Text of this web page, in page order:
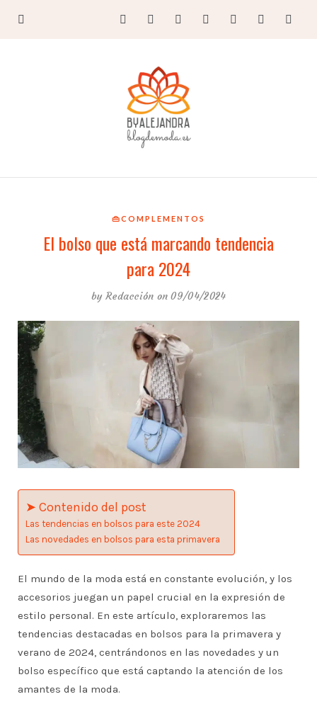
👜COMPLEMENTOS
El bolso que está marcando tendencia
para 2024
byRedacción on 09/04/2024
➤ Contenido del post
Las tendencias en bolsos para este 2024
Las novedades en bolsos para esta primavera
El mundo de la moda está en constante evolución, y los
accesorios juegan un papel crucial en la expresión de
estilo personal. En este artículo, exploraremos las
tendencias destacadas en bolsos para la primavera y
verano de 2024, centrándonos en las novedades y un
bolso específico que está captando la atención de los
amantes de la moda.